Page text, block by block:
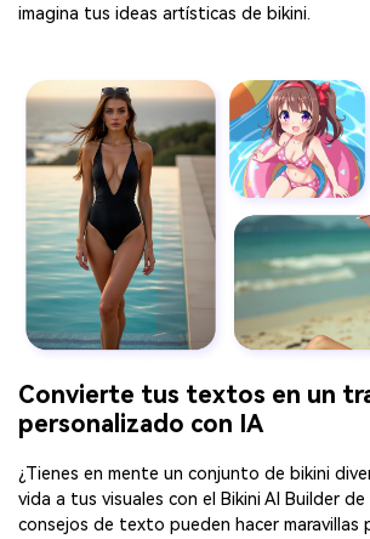
imagina tus ideas artísticas de bikini.
Convierte tus textos en un
personalizado con IA
¿Tienes en mente un conjunto de bikini
vida a tus visuales con el Bikini AI Builder de
consejos de texto pueden hacer maravillas